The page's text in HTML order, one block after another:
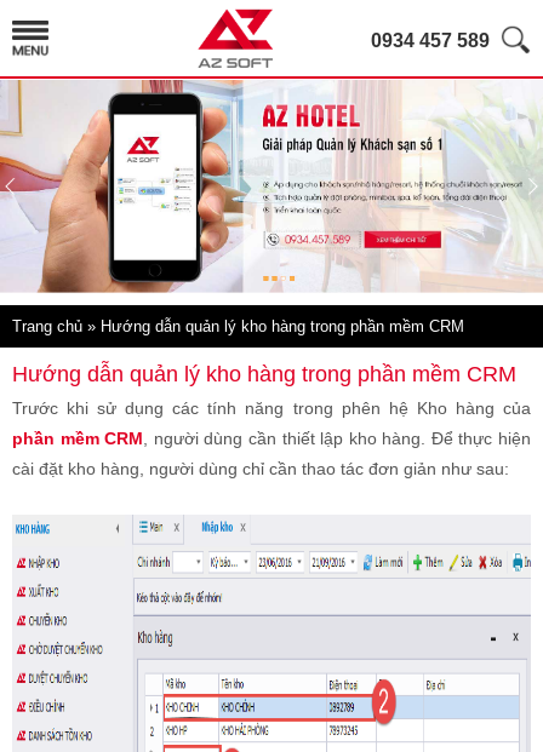
0934 457 589
Trang chủ » Hướng dẫn quản lý kho hàng trong phần mềm CRM
Hướng dẫn quản lý kho hàng trong phần mềm CRM
Trước khi sử dụng các tính năng trong phên hệ Kho hàng của
phần mềm CRM , người dùng cần thiết lập kho hàng. Để thực hiện
cài đặt kho hàng, người dùng chỉ cần thao tác đơn giản như sau: